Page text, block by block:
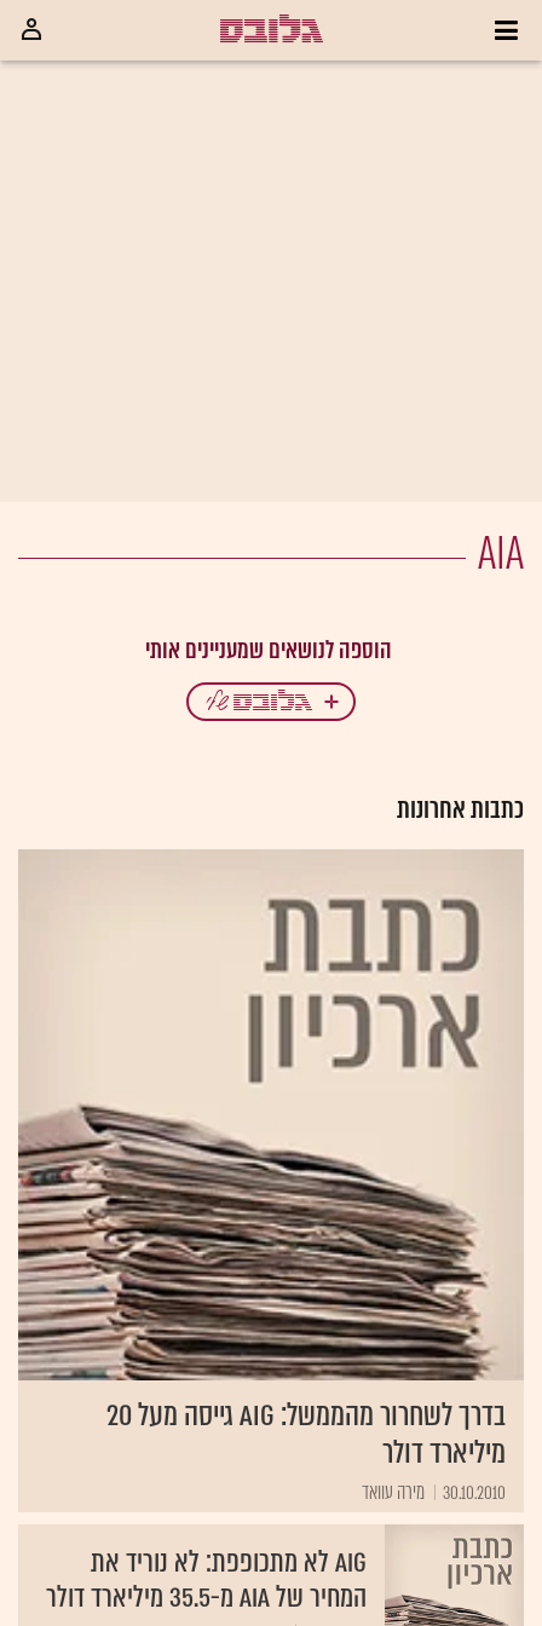
AIA
כתבות אחרונות
בדרך לשחרור מהממשל: AIG גייסה מעל 20
מיליארד דולר
30.10.2010 מירה עוואד
AIG לא מתכופפת: לא נוריד את
המחיר של AIA מ-35.5 מיליארד דולר